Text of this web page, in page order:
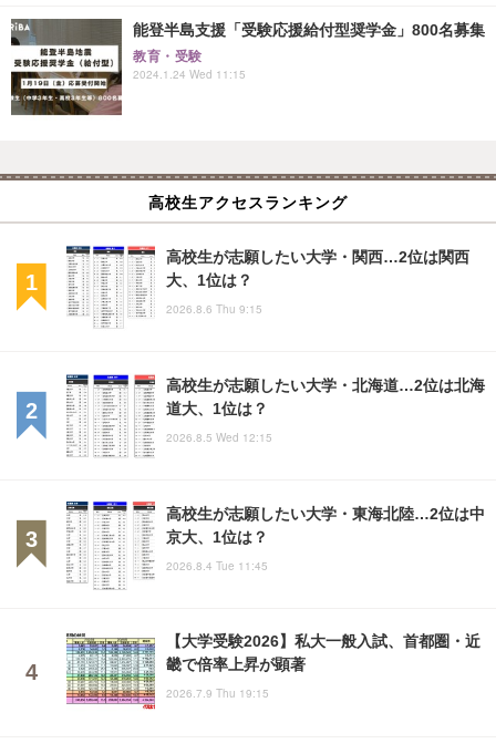
能登半島支援「受験応援給付型奨学金」800名募集
教育・受験
2024.1.24 Wed 11:15
高校生アクセスランキング
高校生が志願したい大学・関西…2位は関西
大、1位は？
2026.8.6 Thu 9:15
高校生が志願したい大学・北海道…2位は北海
道大、1位は？
2026.8.5 Wed 12:15
高校生が志願したい大学・東海北陸…2位は中
京大、1位は？
2026.8.4 Tue 11:45
【大学受験2026】私大一般入試、首都圏・近
畿で倍率上昇が顕著
2026.7.9 Thu 19:15